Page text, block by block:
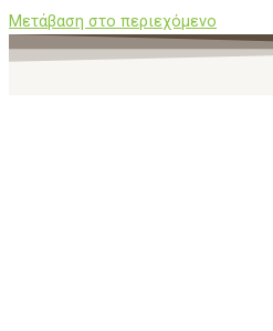
Μετάβαση στο περιεχόμενο